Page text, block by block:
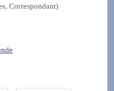
Correspondant)